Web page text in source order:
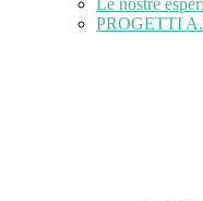
Le nostre
PROGETTI